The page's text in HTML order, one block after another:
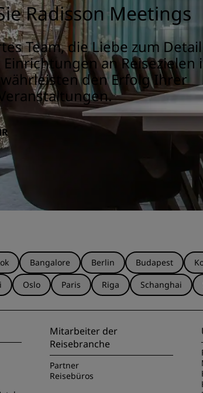
Radisson Meetings
Team, die Liebe zum
an Reisezielen
den Erfolg Ihrer
Bangalore Berlin Budapest
Oslo Paris Riga Schanghai
Mitarbeiter der
Reisebranche
Partner
Reisebüros